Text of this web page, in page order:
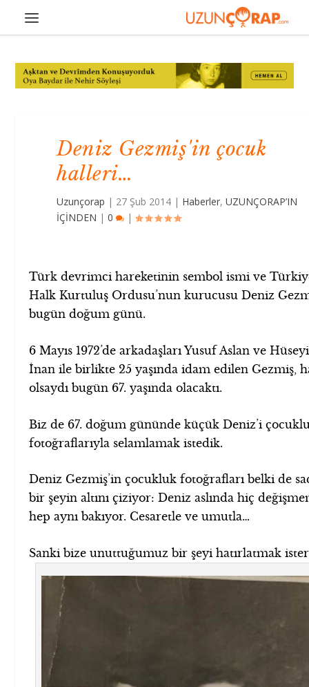
Deniz Gezmiş'in çocuk
halleri…
Uzunçorap | 27 Şub 2014 | Haberler,UZUNÇORAP’IN
İÇİNDEN |0 |
Türk devrimci hareketinin sembol ismi ve
Halk Kurtuluş Ordusu’nun kurucusu Deniz
bugün doğum günü.
6 Mayıs 1972’de arkadaşları Yusuf Aslan ve
İnan ile birlikte 25 yaşında idam edilen Gezmiş,
olsaydı bugün 67. yaşında olacaktı.
Biz de 67. doğum gününde küçük Deniz’i
fotoğraflarıyla selamlamak istedik.
Deniz Gezmiş’in çocukluk fotoğrafları belki de
bir şeyin altını çiziyor: Deniz aslında hiç
hep aynı bakıyor. Cesaretle ve umutla…
Sanki bize unuttuğumuz bir şeyi hatırlatmak